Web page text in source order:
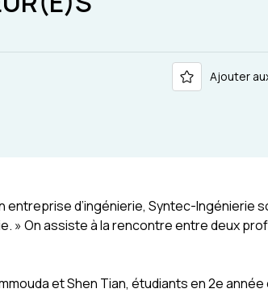
Ajouter
d’ingénierie, Syntec-Ingénierie
» On assiste à la rencontre entre deux
et Shen Tian, étudiants en 2e année